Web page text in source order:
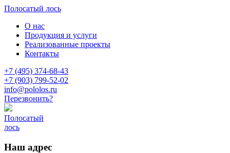
Полосатый лось
О нас
Продукция и услуги
Реализованные проекты
Контакты
+7 (495) 374-68-43
+7 (903) 799-52-02
info@pololos.ru
Перезвонить?
Полосатый
лось
Наш адрес